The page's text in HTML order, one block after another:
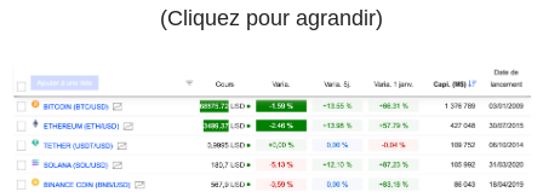
(Cliquez pour agrandir)